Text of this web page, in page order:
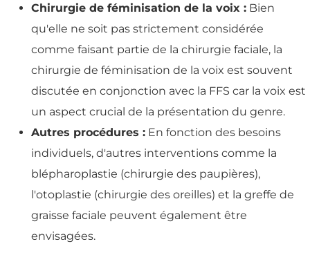
Chirurgie de féminisation de la voix : Bien
qu'elle ne soit pas strictement considérée
comme faisant partie de la chirurgie faciale, la
chirurgie de féminisation de la voix est souvent
discutée en conjonction avec la FFS car la voix est
un aspect crucial de la présentation du genre.
Autres procédures : En fonction des besoins
individuels, d'autres interventions comme la
blépharoplastie (chirurgie des paupières),
l'otoplastie (chirurgie des oreilles) et la greffe de
graisse faciale peuvent également être
envisagées.